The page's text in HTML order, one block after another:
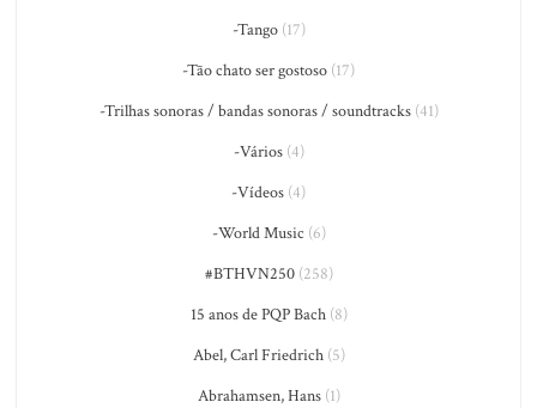
-Tango(17)
-Tão chato ser gostoso (17)
-Trilhas sonoras / bandas sonoras / soundtracks(41)
-Vários(4)
-Vídeos (4)
-World Music (6)
#BTHVN250(258)
15 anos de PQP Bach(8)
Abel, Carl Friedrich(5)
Abrahamsen, Hans(1)